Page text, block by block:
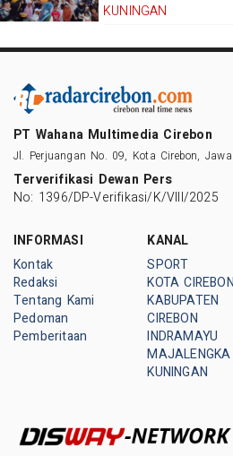
KUNINGAN
PT Wahana Multimedia Cirebon
Jl. Perjuangan No. 09, Kota Cirebon,
Terverifikasi Dewan Pers
No: 1396/DP-Verifikasi/K/VIII/2025
INFORMASI
Kontak
Redaksi
Tentang Kami
Pedoman
Pemberitaan
KANAL
SPORT
KOTA CIREBON
KABUPATEN
CIREBON
INDRAMAYU
MAJALENGKA
KUNINGAN